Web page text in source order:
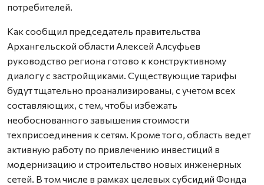
потребителей.
Как сообщил председатель правительства
Архангельской области Алексей Алсуфьев
руководство региона готово к конструктивному
диалогу с застройщиками. Существующие тарифы
будут тщательно проанализированы, с учетом всех
составляющих, с тем, чтобы избежать
необоснованного завышения стоимости
техприсоединения к сетям. Кроме того, область ведет
активную работу по привлечению инвестиций в
модернизацию и строительство новых инженерных
сетей. В том числе в рамках целевых субсидий Фонда